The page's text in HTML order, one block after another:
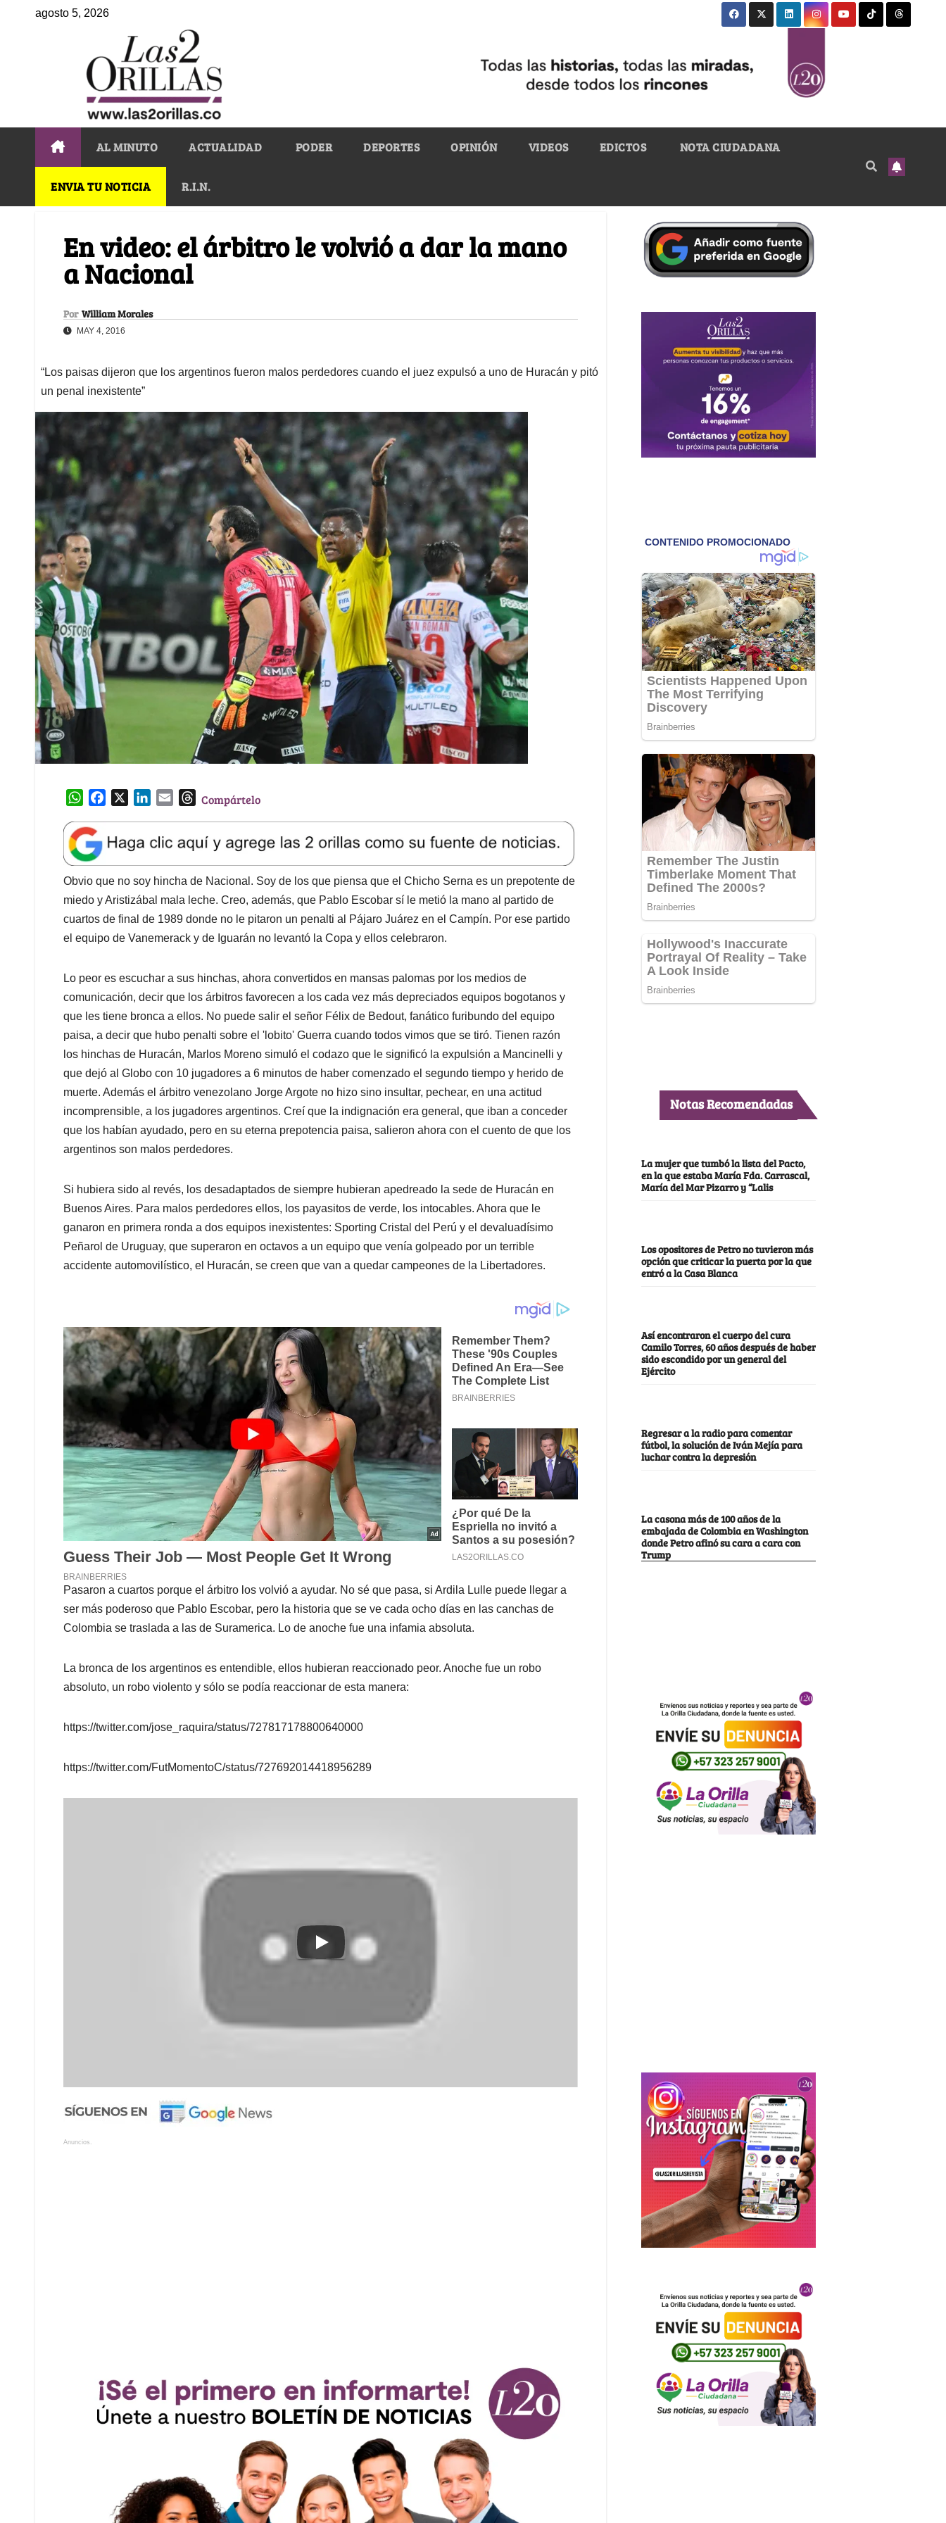
agosto 5, 2026
AL MINUTO ACTUALIDAD PODER DEPORTES OPINIÓN VIDEOS EDICTOS NOTA CIUDADANA
ENVIA TU NOTICIA R.I.N.
En video: el árbitro le volvió a dar la mano
a Nacional
Por William Morales
MAY 4, 2016
“Los paisas dijeron que los argentinos fueron malos perdedores cuando el juez expulsó a uno de Huracán y pitó
un penal inexistente”
W
a
t
s
A
p
p
e
b
o
o
k
k
e
d
I
n
l
T
e
a
d
s
Compártelo
Obvio que no soy hincha de Nacional. Soy de los que piensa que el Chicho Serna es un prepotente de
miedo y Aristizábal mala leche. Creo, además, que Pablo Escobar sí le metió la mano al partido de
cuartos de final de 1989 donde no le pitaron un penalti al Pájaro Juárez en el Campín. Por ese partido
el equipo de Vanemerack y de Iguarán no levantó la Copa y ellos celebraron.
Lo peor es escuchar a sus hinchas, ahora convertidos en mansas palomas por los medios de
comunicación, decir que los árbitros favorecen a los cada vez más depreciados equipos bogotanos y
que les tiene bronca a ellos. No puede salir el señor Félix de Bedout, fanático furibundo del equipo
paisa, a decir que hubo penalti sobre el 'lobito' Guerra cuando todos vimos que se tiró. Tienen razón
los hinchas de Huracán, Marlos Moreno simuló el codazo que le significó la expulsión a Mancinelli y
que dejó al Globo con 10 jugadores a 6 minutos de haber comenzado el segundo tiempo y herido de
muerte. Además el árbitro venezolano Jorge Argote no hizo sino insultar, pechear, en una actitud
incomprensible, a los jugadores argentinos. Creí que la indignación era general, que iban a conceder
que los habían ayudado, pero en su eterna prepotencia paisa, salieron ahora con el cuento de que los
argentinos son malos perdedores.
Si hubiera sido al revés, los desadaptados de siempre hubieran apedreado la sede de Huracán en
Buenos Aires. Para malos perdedores ellos, los payasitos de verde, los intocables. Ahora que le
ganaron en primera ronda a dos equipos inexistentes: Sporting Cristal del Perú y el devaluadísimo
Peñarol de Uruguay, que superaron en octavos a un equipo que venía golpeado por un terrible
accidente automovilístico, el Huracán, se creen que van a quedar campeones de la Libertadores.
Pasaron a cuartos porque el árbitro los volvió a ayudar. No sé que pasa, si Ardila Lulle puede llegar a
ser más poderoso que Pablo Escobar, pero la historia que se ve cada ocho días en las canchas de
Colombia se traslada a las de Suramerica. Lo de anoche fue una infamia absoluta.
La bronca de los argentinos es entendible, ellos hubieran reaccionado peor. Anoche fue un robo
absoluto, un robo violento y sólo se podía reaccionar de esta manera:
https://twitter.com/jose_raquira/status/727817178800640000
https://twitter.com/FutMomentoC/status/727692014418956289
Anuncios.
Notas Recomendadas
La mujer que tumbó la lista del Pacto,
en la que estaba María Fda. Carrascal,
María del Mar Pizarro y “Lalis
Los opositores de Petro no tuvieron más
opción que criticar la puerta por la que
entró a la Casa Blanca
Así encontraron el cuerpo del cura
Camilo Torres, 60 años después de haber
sido escondido por un general del
Ejército
Regresar a la radio para comentar
fútbol, la solución de Iván Mejía para
luchar contra la depresión
La casona más de 100 años de la
embajada de Colombia en Washington
donde Petro afinó su cara a cara con
Trump